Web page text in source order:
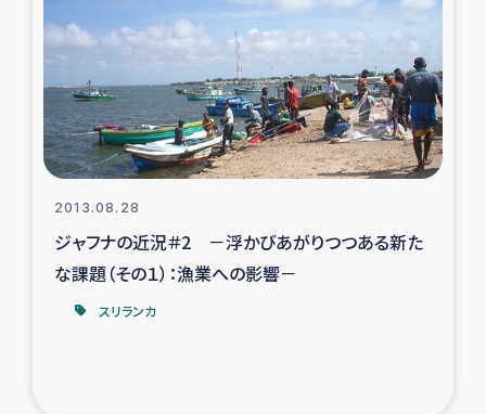
2013.08.28
ジャフナの近況＃2 －浮かびあがりつつある新た
な課題（その１）：漁業への影響－
スリランカ